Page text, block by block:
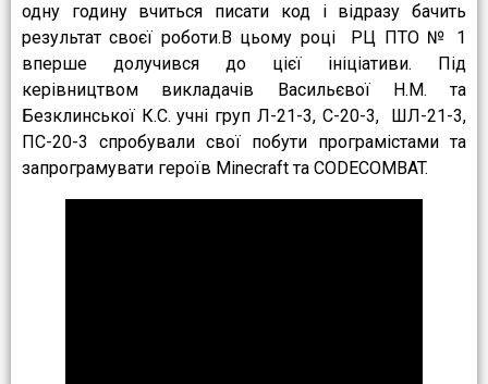
одну годину вчиться писати код і відразу бачить
результат своєї роботи.В цьому році РЦ ПТО № 1
вперше долучився до цієї ініціативи. Під
керівництвом викладачів Васильєвої Н.М. та
Безклинської К.С. учні груп Л-21-3, С-20-3, ШЛ-21-3,
ПС-20-3 спробували свої побути програмістами та
запрограмувати героїв Мinecraft та CODECOMBAT.